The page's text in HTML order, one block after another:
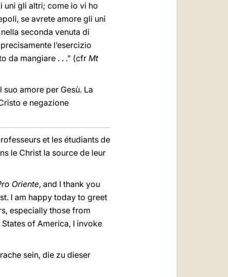
uni gli altri; come io vi ho
se avrete amore gli uni
seconda venuta di
l’esercizio
da mangiare . . .” (cfr Mt
amore per Gesù. La
e negazione
et les étudiants de
le Christ la source de leur
Oriente, and I thank you
I am happy today to greet
especially those from
of America, I invoke
sein, die zu dieser